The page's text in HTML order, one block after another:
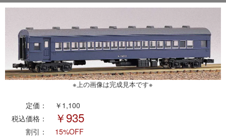
トミーテック
マイクロエース
タカラトミー（プラレール）
※上の画像は完成見本です※
定価：
￥1,100
税込価格：
￥935
割引：
15%OFF